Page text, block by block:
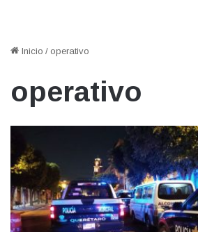
Inicio / operativo
operativo